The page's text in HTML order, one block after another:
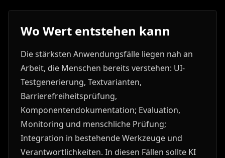
Wo Wert entstehen kann
Die stärksten Anwendungsfälle liegen nah an
Arbeit, die Menschen bereits verstehen: UI-
Testgenerierung, Textvarianten,
Barrierefreiheitsprüfung,
Komponentendokumentation; Evaluation,
Monitoring und menschliche Prüfung;
Integration in bestehende Werkzeuge und
Verantwortlichkeiten. In diesen Fällen sollte KI